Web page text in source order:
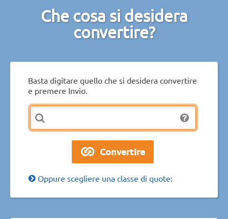
Che cosa si desidera
convertire?
Basta digitare quello che si desidera convertire
e premere Invio.
Oppure scegliere una classe di quote: